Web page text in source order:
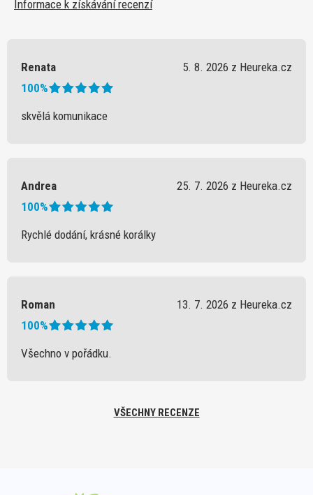
Informace k získávání recenzí
Renata
5. 8. 2026 z Heureka.cz
100%
skvělá komunikace
Andrea
25. 7. 2026 z Heureka.cz
100%
Rychlé dodání, krásné korálky
Roman
13. 7. 2026 z Heureka.cz
100%
Všechno v pořádku.
VŠECHNY RECENZE